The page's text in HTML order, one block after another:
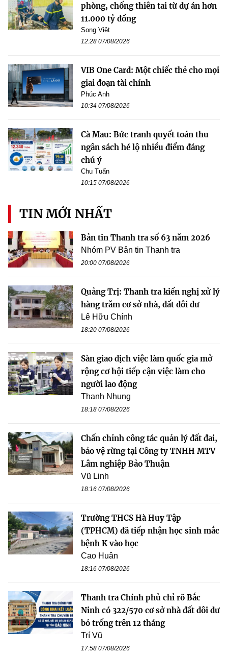
phòng, chống thiên tai từ dự án hơn
11.000 tỷ đồng
Song Việt
12:28 07/08/2026
VIB One Card: Một chiếc thẻ cho mọi
giai đoạn tài chính
Phúc Anh
10:34 07/08/2026
Cà Mau: Bức tranh quyết toán thu
ngân sách hé lộ nhiều điểm đáng
chú ý
Chu Tuấn
10:15 07/08/2026
TIN MỚI NHẤT
Bản tin Thanh tra số 63 năm 2026
Nhóm PV Bản tin Thanh tra
20:00 07/08/2026
Quảng Trị: Thanh tra kiến nghị xử lý
hàng trăm cơ sở nhà, đất dôi dư
Lê Hữu Chính
18:20 07/08/2026
Sàn giao dịch việc làm quốc gia mở
rộng cơ hội tiếp cận việc làm cho
người lao động
Thanh Nhung
18:18 07/08/2026
Chấn chỉnh công tác quản lý đất đai,
bảo vệ rừng tại Công ty TNHH MTV
Lâm nghiệp Bảo Thuận
Vũ Linh
18:16 07/08/2026
Trường THCS Hà Huy Tập
(TPHCM) đã tiếp nhận học sinh mắc
bệnh K vào học
Cao Huân
18:16 07/08/2026
Thanh tra Chính phủ chỉ rõ Bắc
Ninh có 322/570 cơ sở nhà đất dôi dư
bỏ trống trên 12 tháng
Trí Vũ
17:58 07/08/2026